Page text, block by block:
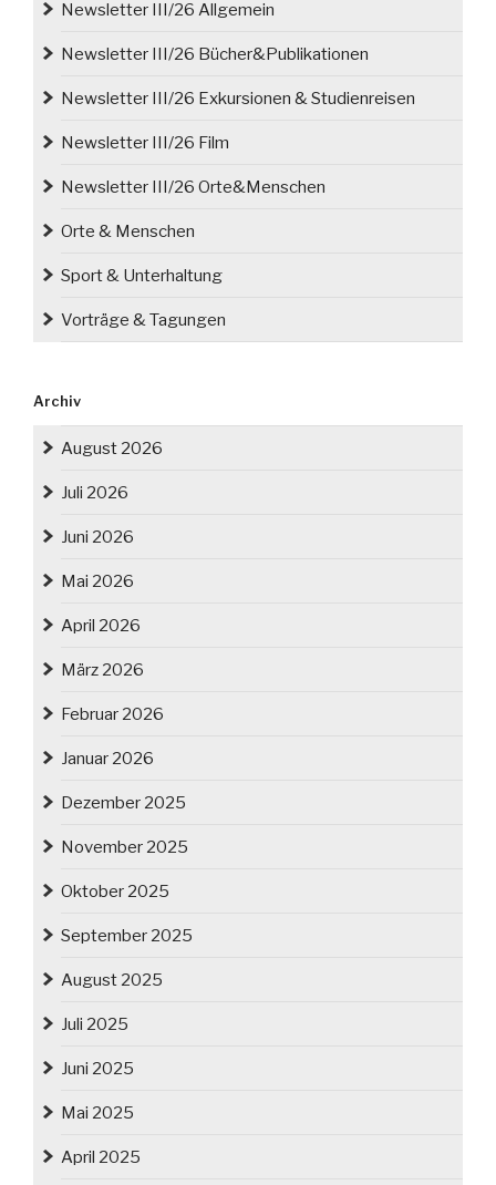
Newsletter III/26 Allgemein
Newsletter III/26 Bücher&Publikationen
Newsletter III/26 Exkursionen & Studienreisen
Newsletter III/26 Film
Newsletter III/26 Orte&Menschen
Orte & Menschen
Sport & Unterhaltung
Vorträge & Tagungen
Archiv
August 2026
Juli 2026
Juni 2026
Mai 2026
April 2026
März 2026
Februar 2026
Januar 2026
Dezember 2025
November 2025
Oktober 2025
September 2025
August 2025
Juli 2025
Juni 2025
Mai 2025
April 2025